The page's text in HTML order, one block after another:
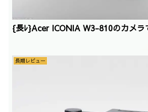
{長ﾚ}Acer ICONIA W3-810のカメラ
長期レビュー